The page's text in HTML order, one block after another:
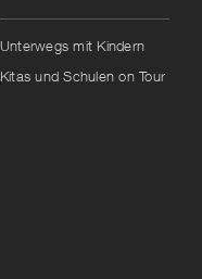
Unterwegs mit Kindern
Kitas und Schulen on Tour